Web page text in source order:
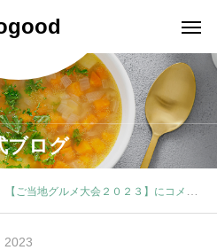
ブログ
【ご当地グルメ大会２０２３】にコメヤ薬局栄養士が出店します！
2023